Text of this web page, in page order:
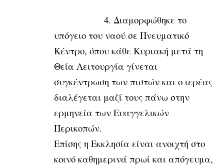
4. Διαμορφώθηκε το
υπόγειο του ναού σε Πνευματικό
Κέντρο, όπου κάθε Κυριακή μετά τη
Θεία Λειτουργία γίνεται
συγκέντρωση των πιστών και ο ιερέας
διαλέγεται μαζί τους πάνω στην
ερμηνεία των Ευαγγελικών
Περικοπών.
Επίσης η Εκκλησία είναι ανοιχτή στο
κοινό καθημερινά πρωί και απόγευμα,